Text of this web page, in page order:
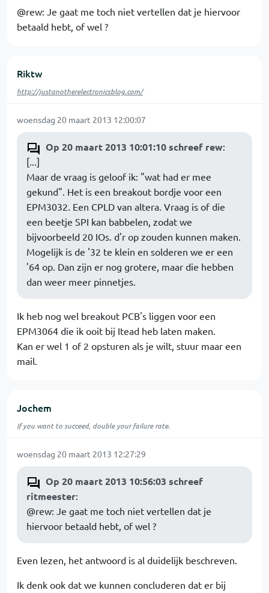
@rew: Je gaat me toch niet vertellen dat je hiervoor
betaald hebt, of wel ?
Riktw
http://justanotherelectronicsblog.com/
woensdag 20 maart 2013 12:00:07
Op 20 maart 2013 10:01:10 schreef rew:
[...]
Maar de vraag is geloof ik: "wat had er mee
gekund". Het is een breakout bordje voor een
EPM3032. Een CPLD van altera. Vraag is of die
een beetje SPI kan babbelen, zodat we
bijvoorbeeld 20 IOs. d'r op zouden kunnen maken.
Mogelijk is de '32 te klein en solderen we er een
'64 op. Dan zijn er nog grotere, maar die hebben
dan weer meer pinnetjes.
Ik heb nog wel breakout PCB's liggen voor een
EPM3064 die ik ooit bij Itead heb laten maken.
Kan er wel 1 of 2 opsturen als je wilt, stuur maar een
mail.
Jochem
If you want to succeed, double your failure rate.
woensdag 20 maart 2013 12:27:29
Op 20 maart 2013 10:56:03 schreef
ritmeester:
@rew: Je gaat me toch niet vertellen dat je
hiervoor betaald hebt, of wel ?
Even lezen, het antwoord is al duidelijk beschreven.
Ik denk ook dat we kunnen concluderen dat er bij